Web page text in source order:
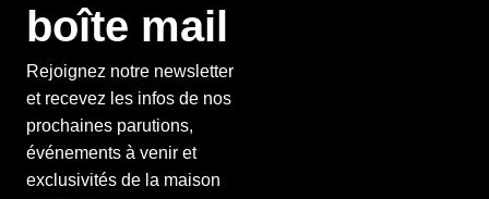
boîte mail
Rejoignez notre newsletter
et recevez les infos de nos
prochaines parutions,
événements à venir et
exclusivités de la maison